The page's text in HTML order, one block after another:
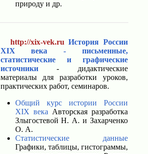
природу и др.
http://xix-vek.ru История России
XIX века - письменные,
статистические и графические
источники- дидактические
материалы для разработки уроков,
практических работ, семинаров.
Общий курс истории России
XIX века Авторская разработка
Злыгостевой Н. А. и Захарченко
О. А.
Статистические данные
Графики, таблицы, гистограммы,